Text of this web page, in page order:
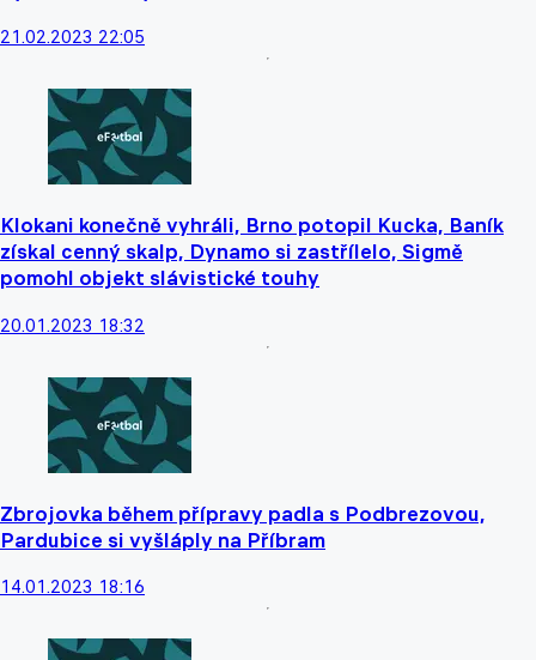
21.02.2023 22:05
Klokani konečně vyhráli, Brno potopil Kucka, Baník
získal cenný skalp, Dynamo si zastřílelo, Sigmě
pomohl objekt slávistické touhy
20.01.2023 18:32
Zbrojovka během přípravy padla s Podbrezovou,
Pardubice si vyšláply na Příbram
14.01.2023 18:16